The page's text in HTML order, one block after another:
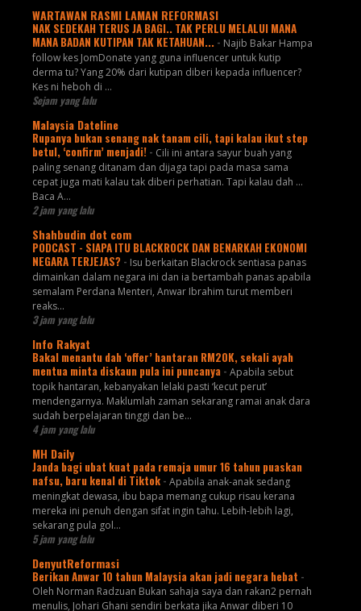
WARTAWAN RASMI LAMAN REFORMASI
NAK SEDEKAH TERUS JA BAGI.. TAK PERLU MELALUI MANA
MANA BADAN KUTIPAN TAK KETAHUAN... - Najib Bakar Hampa
follow kes JomDonate yang guna influencer untuk kutip
derma tu? Yang 20% dari kutipan diberi kepada influencer?
Kes ni heboh di ...
Sejam yang lalu
Malaysia Dateline
Rupanya bukan senang nak tanam cili, tapi kalau ikut step
betul, ‘confirm’ menjadi! - Cili ini antara sayur buah yang
paling senang ditanam dan dijaga tapi pada masa sama
cepat juga mati kalau tak diberi perhatian. Tapi kalau dah ...
Baca A...
2 jam yang lalu
Shahbudin dot com
PODCAST - SIAPA ITU BLACKROCK DAN BENARKAH EKONOMI
NEGARA TERJEJAS? - Isu berkaitan Blackrock sentiasa panas
dimainkan dalam negara ini dan ia bertambah panas apabila
semalam Perdana Menteri, Anwar Ibrahim turut memberi
reaks...
3 jam yang lalu
Info Rakyat
Bakal menantu dah ‘offer’ hantaran RM20K, sekali ayah
mentua minta diskaun pula ini puncanya - Apabila sebut
topik hantaran, kebanyakan lelaki pasti ‘kecut perut’
mendengarnya. Maklumlah zaman sekarang ramai anak dara
sudah berpelajaran tinggi dan be...
4 jam yang lalu
MH Daily
Janda bagi ubat kuat pada remaja umur 16 tahun puaskan
nafsu, baru kenal di Tiktok - Apabila anak-anak sedang
meningkat dewasa, ibu bapa memang cukup risau kerana
mereka ini penuh dengan sifat ingin tahu. Lebih-lebih lagi,
sekarang pula gol...
5 jam yang lalu
DenyutReformasi
Berikan Anwar 10 tahun Malaysia akan jadi negara hebat -
Oleh Norman Radzuan Bukan sahaja saya dan rakan2 pernah
menulis, Johari Ghani sendiri berkata jika Anwar diberi 10